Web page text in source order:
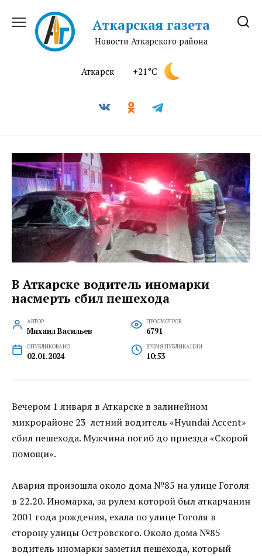
содержанию
Аткарская газета
Новости Аткарского района
Аткарск +21°C
В Аткарске водитель иномарки
насмерть сбил пешехода
АВТОР
Михаил Васильев
ПРОСМОТРОВ
6791
ОПУБЛИКОВАНО
02.01.2024
ВРЕМЯ ПУБЛИКАЦИИ
10:53
Вечером 1 января в Аткарске в залинейном
микрорайоне 23-летний водитель «Hyundai Accent»
сбил пешехода. Мужчина погиб до приезда «Скорой
помощи».
Авария произошла около дома №85 на улице Гоголя
в 22.20. Иномарка, за рулем которой был аткарчанин
2001 года рождения, ехала по улице Гоголя в
сторону улицы Островского. Около дома №85
водитель иномарки заметил пешехода, который